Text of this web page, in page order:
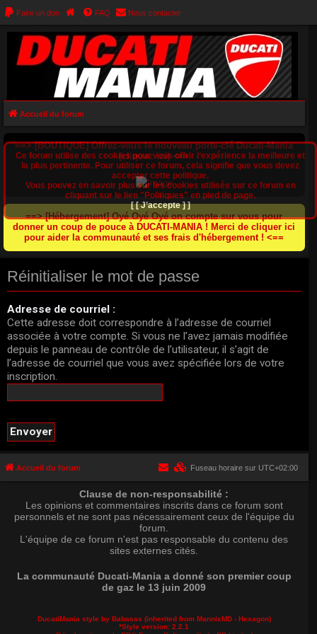
Faire un don FAQ Nous contacter
Accueil du forum
==> [BOUTIQUE] Offrez-vous le nouveau porte-clé Ducati-Mania
(cliquez ici) <==
==> [Hébergement] Oyé Oyé Oyé on compte sur vous pour
donner un coup de pouce à DUCATI-MANIA ! Merci de cliquer ici
pour aider la communauté et ses frais d'hébergement ! <==
Réinitialiser le mot de passe
Adresse de courriel :
Cette adresse doit correspondre à l’adresse de courriel
associée à votre compte. Si vous ne l’avez jamais modifiée
depuis le panneau de contrôle de l’utilisateur, il s’agit de
l’adresse de courriel que vous avez spécifiée lors de votre
inscription.
Ce forum utilise des cookies pour vous offrir l‘expérience la meilleure et
la plus pertinente. Pour utiliser ce forum, cela signifie que vous devez
accepter cette politique.
Vous pouvez en savoir plus sur les cookies utilisés sur ce forum en
cliquant sur le lien "Politiques" en pied de page.
[ [ J’accepte ] ]
Accueil du forum Fuseau horaire sur UTC+02:00
Clause de non-responsabilité :
Les opinions et commentaires inscrits dans ce forum sont
personnels et ne sont pas nécessairement ceux de l'équipe du
forum.
L'équipe de ce forum n'est pas responsable du contenu des
sites externes cités.
La communauté Ducati-Mania a donné son premier coup
de gaz le 13 juin 2009
DucatiMania style by Babasss (inherited from MannixMD- Hexagon)
*Style version: 2.2.1